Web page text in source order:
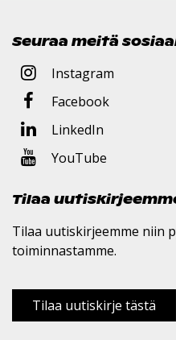
Seuraa meitä
Instagram
Facebook
LinkedIn
YouTube
Tilaa
Tilaa uutiskirjeemme niin
toiminnastamme.
Tilaa uutiskirje tästä